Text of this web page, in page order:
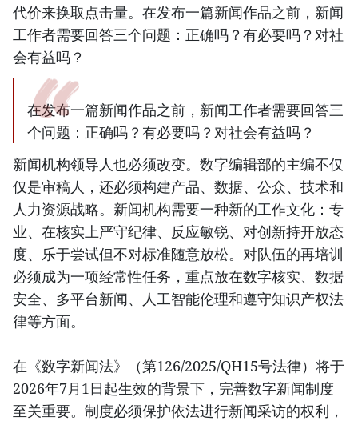
代价来换取点击量。在发布一篇新闻作品之前，新闻
工作者需要回答三个问题：正确吗？有必要吗？对社
会有益吗？
在发布一篇新闻作品之前，新闻工作者需要回答三
个问题：正确吗？有必要吗？对社会有益吗？
新闻机构领导人也必须改变。数字编辑部的主编不仅
仅是审稿人，还必须构建产品、数据、公众、技术和
人力资源战略。新闻机构需要一种新的工作文化：专
业、在核实上严守纪律、反应敏锐、对创新持开放态
度、乐于尝试但不对标准随意放松。对队伍的再培训
必须成为一项经常性任务，重点放在数字核实、数据
安全、多平台新闻、人工智能伦理和遵守知识产权法
律等方面。
在《数字新闻法》（第126/2025/QH15号法律）将于
2026年7月1日起生效的背景下，完善数字新闻制度
至关重要。制度必须保护依法进行新闻采访的权利，